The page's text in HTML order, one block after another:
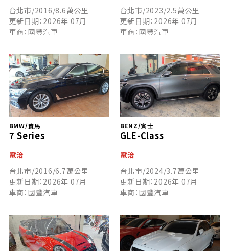
台北市/2016/8.6萬公里
更新日期：2026年 07月
車商：國豐汽車
台北市/2023/2.5萬公里
更新日期：2026年 07月
車商：國豐汽車
BMW/寶馬
7 Series
電洽
台北市/2016/6.7萬公里
更新日期：2026年 07月
車商：國豐汽車
BENZ/賓士
GLE-Class
電洽
台北市/2024/3.7萬公里
更新日期：2026年 07月
車商：國豐汽車